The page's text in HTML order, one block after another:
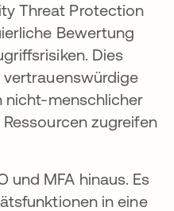
Threat Protection
Bewertung
Dies
nicht-menschlicher
zugreifen
und MFA hinaus. Es
in eine